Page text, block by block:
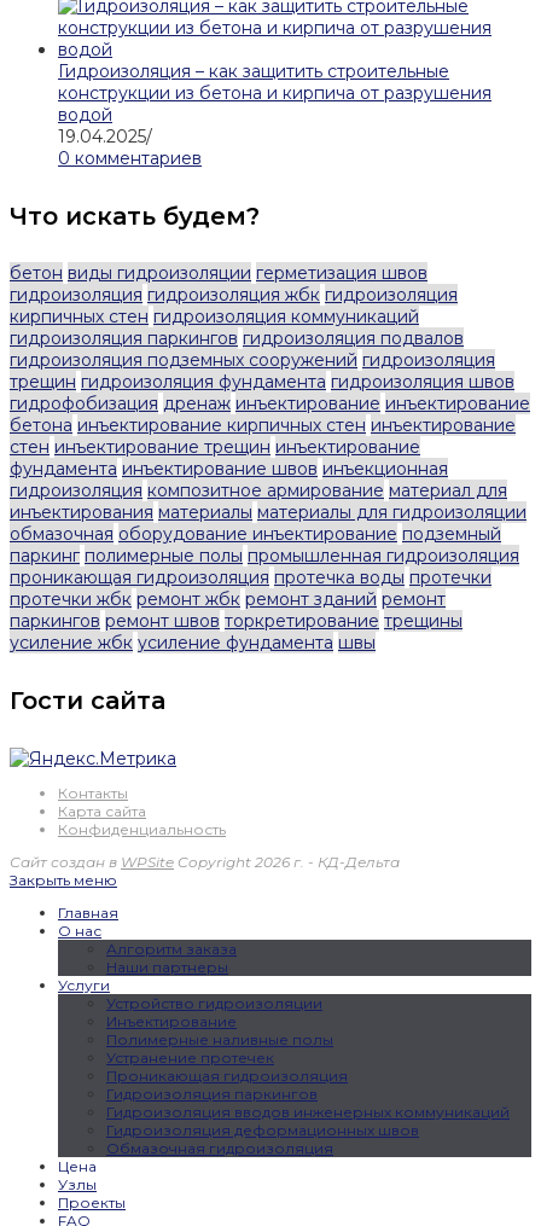
Гидроизоляция – как защитить строительные
конструкции из бетона и кирпича от разрушения
водой
19.04.2025/
0 комментариев
Что искать будем?
бетон виды гидроизоляции герметизация швов
гидроизоляция гидроизоляция жбк гидроизоляция
кирпичных стен гидроизоляция коммуникаций
гидроизоляция паркингов гидроизоляция подвалов
гидроизоляция подземных сооружений гидроизоляция
трещин гидроизоляция фундамента гидроизоляция швов
гидрофобизация дренаж инъектирование инъектирование
бетона инъектирование кирпичных стен инъектирование
стен инъектирование трещин инъектирование
фундамента инъектирование швов инъекционная
гидроизоляция композитное армирование материал для
инъектирования материалы материалы для гидроизоляции
обмазочная оборудование инъектирование подземный
паркинг полимерные полы промышленная гидроизоляция
проникающая гидроизоляция протечка воды протечки
протечки жбк ремонт жбк ремонт зданий ремонт
паркингов ремонт швов торкретирование трещины
усиление жбк усиление фундамента швы
Гости сайта
Контакты
Карта сайта
Конфиденциальность
Сайт создан в WPSite Copyright 2026 г. - КД-Дельта
Закрыть меню
Главная
О нас
Алгоритм заказа
Наши партнеры
Услуги
Устройство гидроизоляции
Инъектирование
Полимерные наливные полы
Устранение протечек
Проникающая гидроизоляция
Гидроизоляция паркингов
Гидроизоляция вводов инженерных коммуникаций
Гидроизоляция деформационных швов
Обмазочная гидроизоляция
Цена
Узлы
Проекты
FAQ